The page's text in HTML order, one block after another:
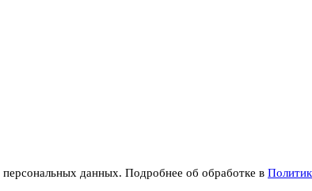
персональных данных. Подробнее об обработке в